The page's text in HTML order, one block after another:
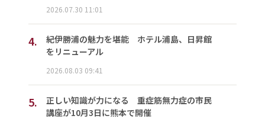
2026.07.30 11:01
4.
紀伊勝浦の魅力を堪能 ホテル浦島、日昇館
をリニューアル
2026.08.03 09:41
5.
正しい知識が力になる 重症筋無力症の市民
講座が10月3日に熊本で開催